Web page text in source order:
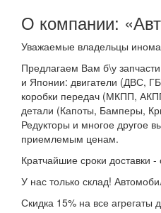
О компании:
Уважаемые владельцы
Предлагаем Вам б\у
и Японии: двигатели (ДВС,
коробки передач (МКПП,
детали (Капоты, Бамперы,
Редукторы и многое другое
приемлемым ценам.
Кратчайшие сроки доставки -
У нас только склад!
Скидка 15% на все агрегаты